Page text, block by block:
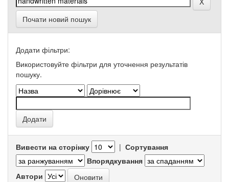
Почати новий пошук
Додати фільтри:
Використовуйте фільтри для уточнення результатів
пошуку.
Вивести на сторінку | Сортування
Впорядкування
Автори